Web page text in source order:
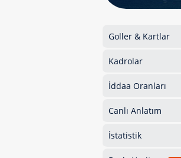
Goller & Kartlar
Kadrolar
İddaa Oranları
Canlı Anlatım
İstatistik